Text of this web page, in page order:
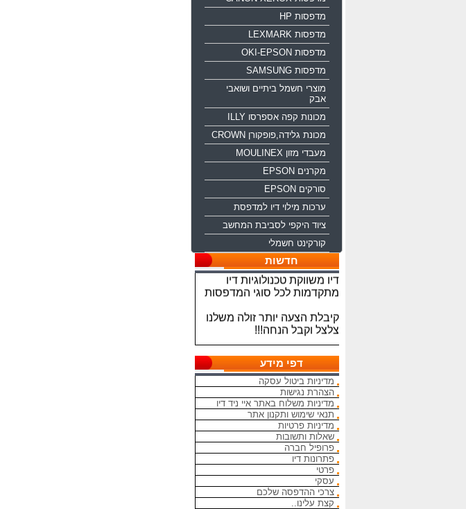
מדפסות HP
מדפסות LEXMARK
מדפסות OKI-EPSON
מדפסות SAMSUNG
מוצרי חשמל ביתיים ושואבי
אבק
מכונות קפה אספרסו ILLY
מכונת גלידה,פופקורן CROWN
מעבדי מזון MOULINEX
מקרנים EPSON
סורקים EPSON
ערכות מילוי דיו למדפסת
ציוד היקפי לסביבת המחשב
קורקינט חשמלי
חדשות
ברוכים הבאים לחברת איי ניד
דיו משווקת טכנולוגיות דיו
מתקדמות לכל סוגי המדפסות
צלצל וקבל הנחה!!!
מתחייבים להיות הכי זולים
בארץ בראשי הדיו והטונרים
התואמים, יש אפשרות למשלוח
מהיום להיום
המחירים באתר אינם סופיים,יש
הנחה על קניה כמותית פרטים
במרכז ההזמנות
מאמינים אך ורק ביחס אישי
הוגן ובהקשבה
ללקוחות.בזכותכם הצלחתנו
בכל שאלה עניין והתלבטות אין
דפי מידע
מדיניות ביטול עסקה
הצהרת נגישות
מדיניות משלוח באתר איי ניד דיו
תנאי שימוש ותקנון אתר
מדיניות פרטיות
שאלות ותשובות
פרופיל חברה
פתרונות דיו
פרטי
עסקי
צרכי ההדפסה שלכם
קצת עלינו..